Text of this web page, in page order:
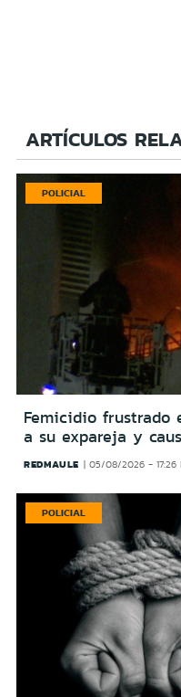
ARTÍCULOS
POLICIAL
Femicidio frustrado
a su expareja y
REDMAULE 05/08/2026 - 17:26
POLICIAL